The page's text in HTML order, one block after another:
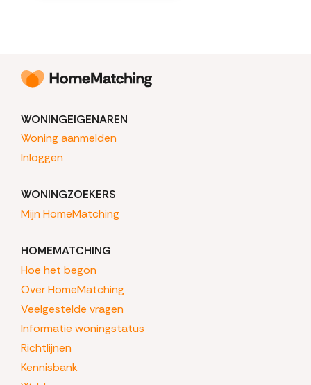
WONINGEIGENAREN
Woning aanmelden
Inloggen
WONINGZOEKERS
Mijn HomeMatching
HOMEMATCHING
Hoe het begon
Over HomeMatching
Veelgestelde vragen
Informatie woningstatus
Richtlijnen
Kennisbank